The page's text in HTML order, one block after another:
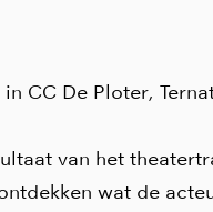
CC De Ploter,
van het
wat de